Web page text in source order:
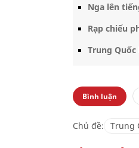
Nga lên
Rạp chiếu
Trung
Bình luận
Chủ đề: Trung